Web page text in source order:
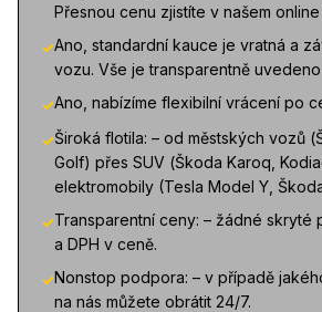
Přesnou cenu zjistíte v našem
✓Ano, standardní kauce je vratná a
vozu. Vše je transparentně
✓Ano, nabízíme flexibilní vrácení po
✓Široká flotila: – od městských vozů
Golf) přes SUV (Škoda Karoq,
elektromobily (Tesla Model Y,
✓Transparentní ceny: – žádné skryté
a DPH v ceně.
✓Nonstop podpora: – v případě
na nás můžete obrátit 24/7.